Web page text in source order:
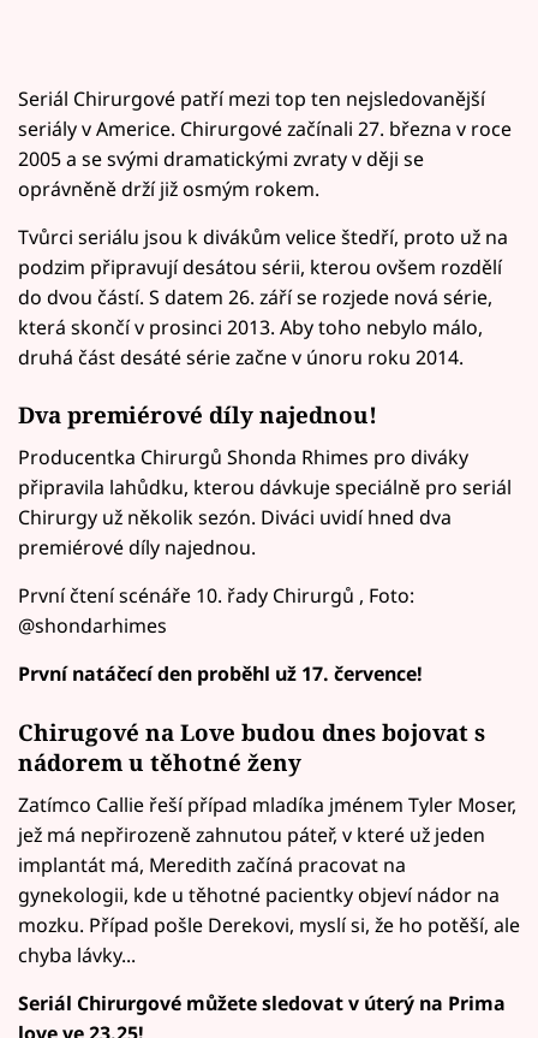
Seriál Chirurgové patří mezi top ten nejsledovanější
seriály v Americe. Chirurgové začínali 27. března v roce
2005 a se svými dramatickými zvraty v ději se
oprávněně drží již osmým rokem.
Tvůrci seriálu jsou k divákům velice štedří, proto už na
podzim připravují desátou sérii, kterou ovšem rozdělí
do dvou částí. S datem 26. září se rozjede nová série,
která skončí v prosinci 2013. Aby toho nebylo málo,
druhá část desáté série začne v únoru roku 2014.
Dva premiérové díly najednou!
Producentka Chirurgů Shonda Rhimes pro diváky
připravila lahůdku, kterou dávkuje speciálně pro seriál
Chirurgy už několik sezón. Diváci uvidí hned dva
premiérové díly najednou.
První čtení scénáře 10. řady Chirurgů , Foto:
@shondarhimes
První natáčecí den proběhl už 17. července!
Chirugové na Love budou dnes bojovat s
nádorem u těhotné ženy
Zatímco Callie řeší případ mladíka jménem Tyler Moser,
jež má nepřirozeně zahnutou páteř, v které už jeden
implantát má, Meredith začíná pracovat na
gynekologii, kde u těhotné pacientky objeví nádor na
mozku. Případ pošle Derekovi, myslí si, že ho potěší, ale
chyba lávky...
Seriál Chirurgové můžete sledovat v úterý na Prima